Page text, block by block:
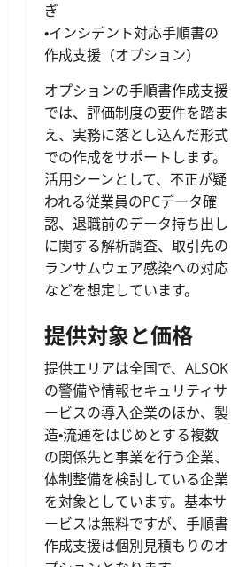
ぎ
・インシデント対応手順書の
作成支援（オプション）
オプションの手順書作成支援
では、評価制度の要件を踏ま
え、実務に落とし込んだ形式
での作成をサポートします。
活用シーンとして、不正が疑
われる従業員のPCデータ確
認、退職前のデータ持ち出し
に関する解析調査、取引先の
ランサムウェア感染への対応
などを想定しています。
提供対象と価格
提供エリアは全国で、ALSOK
の警備や情報セキュリティサ
ービスの導入企業のほか、製
造・流通をはじめとする複数
の関係先と事業を行う企業、
体制整備を検討している企業
を対象としています。基本サ
ービスは無料ですが、手順書
作成支援は個別見積もりのオ